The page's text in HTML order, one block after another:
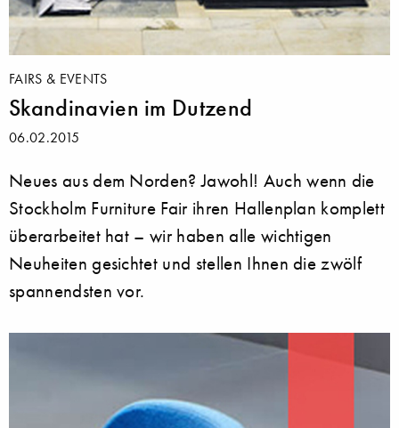
FAIRS & EVENTS
Skandinavien im Dutzend
06.02.2015
Neues aus dem Norden? Jawohl! Auch wenn die
Stockholm Furniture Fair ihren Hallenplan komplett
überarbeitet hat – wir haben alle wichtigen
Neuheiten gesichtet und stellen Ihnen die zwölf
spannendsten vor.